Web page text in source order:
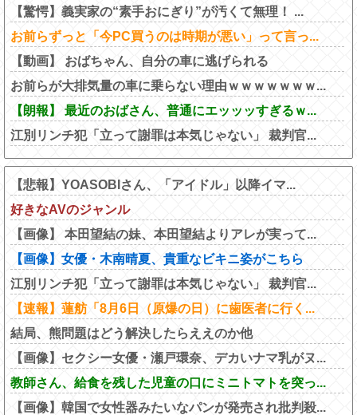
【驚愕】義実家の“素手おにぎり”が汚くて無理！ ...
お前らずっと「今PC買うのは時期が悪い」って言っ...
【動画】 おばちゃん、自分の車に逃げられる
お前らが大排気量の車に乗らない理由ｗｗｗｗｗｗｗ...
【朗報】 最近のおばさん、普通にエッッッすぎるｗ...
江別リンチ犯「立って謝罪は本気じゃない」 裁判官...
【悲報】YOASOBIさん、「アイドル」以降イマ...
好きなAVのジャンル
【画像】 本田望結の妹、本田望結よりアレが実って...
【画像】女優・木南晴夏、貴重なビキニ姿がこちら
江別リンチ犯「立って謝罪は本気じゃない」 裁判官...
【速報】蓮舫「8月6日（原爆の日）に歯医者に行く...
結局、熊問題はどう解決したらええのか他
【画像】セクシー女優・瀬戸環奈、デカいナマ乳がヌ...
教師さん、給食を残した児童の口にミニトマトを突っ...
【画像】韓国で女性器みたいなパンが発売され批判殺...